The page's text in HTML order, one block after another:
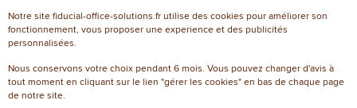
Livraison en 24h
dans votre bureau Bénéficiez
d’un accompagnement proche
Notre site fiducial-office-solutions.fr utilise des cookies pour améliorer son
fonctionnement, vous proposer une experience et des publicités
personnalisées.
Nous conservons votre choix pendant 6 mois. Vous pouvez changer d'avis à
tout moment en cliquant sur le lien "gérer les cookies" en bas de chaque page
de notre site.